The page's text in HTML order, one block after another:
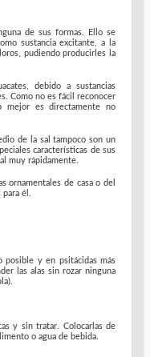
de sus formas. Ello se
sustancia excitante, a la
pudiendo producirles la
debido a sustancias
Como no es fácil reconocer
mejor es directamente no
de la sal tampoco son un
características de sus
muy rápidamente.
ornamentales de casa o del
él.
posible y en psitácidas más
las alas sin rozar ninguna
y sin tratar. Colocarlas de
o agua de bebida.